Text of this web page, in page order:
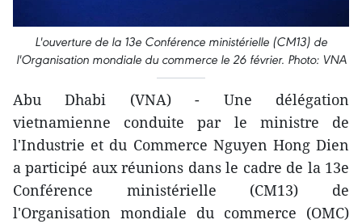
L'ouverture de la 13e Conférence ministérielle (CM13) de
l'Organisation mondiale du commerce le 26 février. Photo: VNA
Abu Dhabi (VNA) - Une délégation
vietnamienne conduite par le ministre de
l'Industrie et du Commerce Nguyen Hong Dien
a participé aux réunions dans le cadre de la 13e
Conférence ministérielle (CM13) de
l'Organisation mondiale du commerce (OMC)